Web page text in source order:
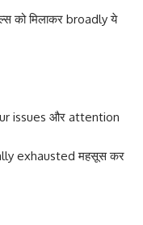
को मिलाकर broadly ये
issues और attention
exhausted महसूस कर